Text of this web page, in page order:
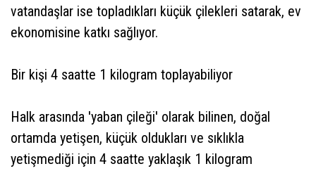
vatandaşlar ise topladıkları küçük çilekleri satarak, ev
ekonomisine katkı sağlıyor.
Bir kişi 4 saatte 1 kilogram toplayabiliyor
Halk arasında 'yaban çileği' olarak bilinen, doğal
ortamda yetişen, küçük oldukları ve sıklıkla
yetişmediği için 4 saatte yaklaşık 1 kilogram